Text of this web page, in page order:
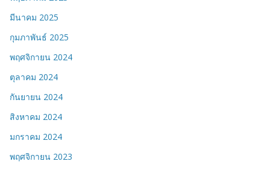
มีนาคม 2025
กุมภาพันธ์ 2025
พฤศจิกายน 2024
ตุลาคม 2024
กันยายน 2024
สิงหาคม 2024
มกราคม 2024
พฤศจิกายน 2023